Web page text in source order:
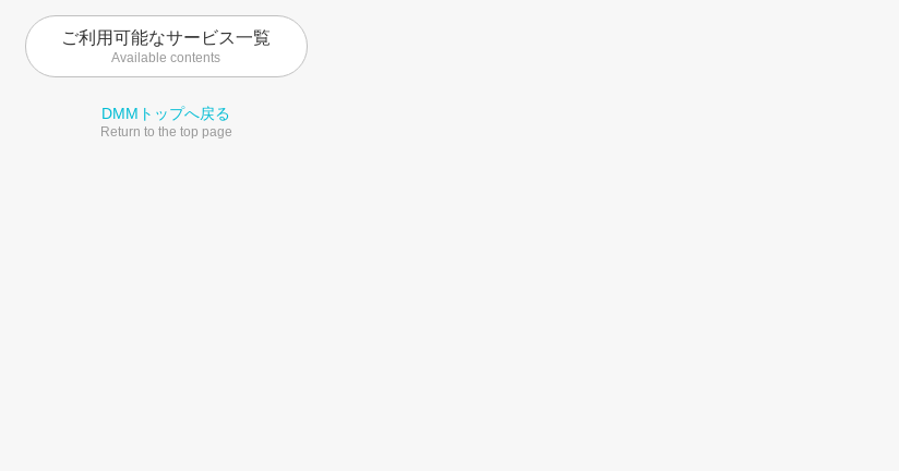
ご利用可能なサービス一覧
Available contents
DMMトップへ戻る
Return to the top page